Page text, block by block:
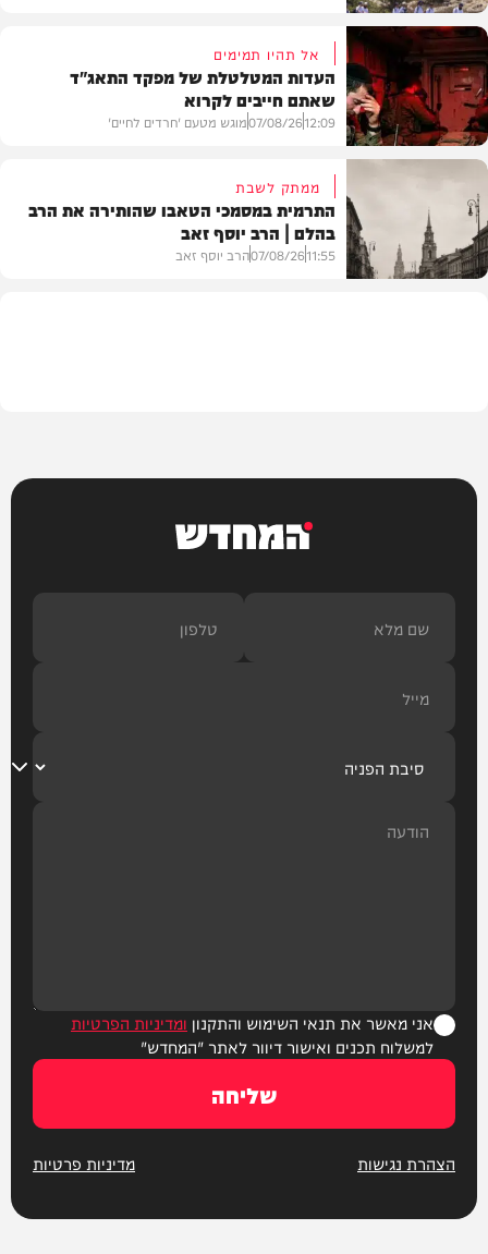
וידאו
דעות
אל תהיו תמימים
העדות המטלטלת של מפקד התאג"ד
שאתם חייבים לקרוא
12:09
07/08/26מוגש מטעם 'חרדים לחיים'
ממתק לשבת
התרמית במסמכי הטאבו שהותירה את הרב
בהלם | הרב יוסף זאב
11:55
07/08/26הרב יוסף זאב
המחדש
אני מאשר את תנאי השימוש והתקנון ומדיניות הפרטיות
למשלוח תכנים ואישור דיוור לאתר "המחדש"
שליחה
הצהרת נגישות מדיניות פרטיות